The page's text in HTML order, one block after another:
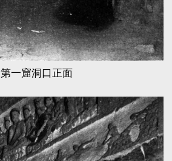
第一窟洞口正面